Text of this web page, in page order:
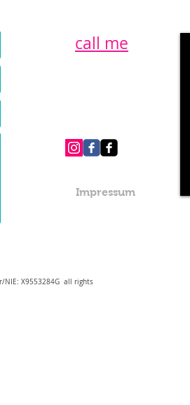
call me
Impressum
NIE: X9553284G all rights